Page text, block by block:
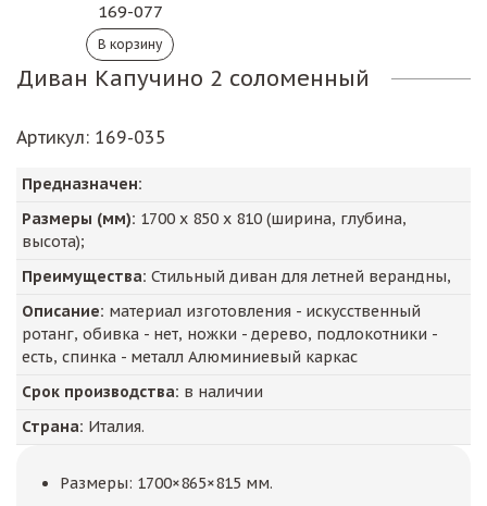
169-077
Диван Капучино 2 соломенный
Артикул: 169-035
Предназначен:
Размеры (мм): 1700 х 850 х 810 (ширина, глубина,
высота);
Преимущества: Стильный диван для летней верандны,
Описание: материал изготовления - искусственный
ротанг, обивка - нет, ножки - дерево, подлокотники -
есть, спинка - металл Алюминиевый каркас
Срок производства: в наличии
Страна: Италия.
Размеры: 1700×865×815 мм.